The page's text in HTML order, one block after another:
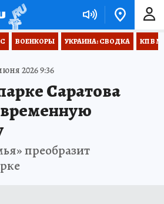
ВОЕНКОРЫ УКРАИНА: СВОДКА КП В
2026 9:36
Саратова
преобразит